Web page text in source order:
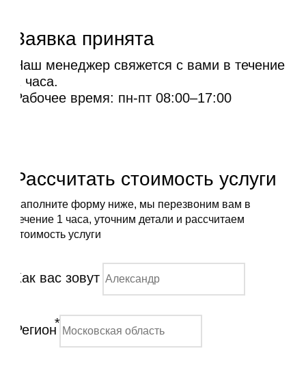
Заявка принята
Наш менеджер свяжется с вами в течение
1 часа.
Рабочее время: пн-пт 08:00–17:00
Рассчитать стоимость услуги
Заполните форму ниже, мы перезвоним вам в
течение 1 часа, уточним детали и рассчитаем
стоимость услуги
Как вас зовут
Регион*